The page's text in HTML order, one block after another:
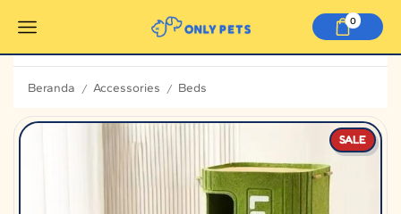
0
Beranda / Accessories / Beds
SALE